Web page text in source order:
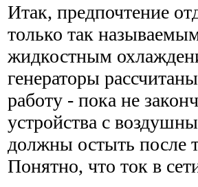
Итак, предпочтение
только так
жидкостным
генераторы
работу - пока не
устройства с
должны остыть после
Понятно, что ток в